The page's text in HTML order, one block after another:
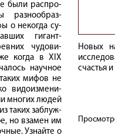
бы­ли рас­про­
раз­но­об­раз­
о не­ко­гда су­
ги­гант­
чу­до­ви­
ко­гда в XIX
науч­ное
ми­фов не
ви­до­из­ме­ни­
мно­гих лю­дей
та­ких за­блуж­
но вза­мен им
Узнай­те о
Новых
счастья